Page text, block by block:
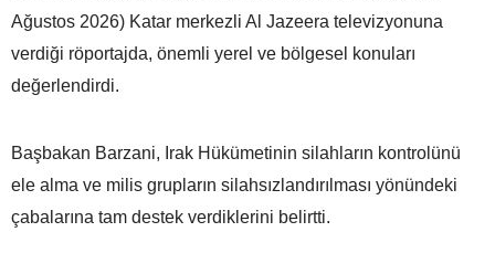
Ağustos 2026) Katar merkezli Al Jazeera televizyonuna
verdiği röportajda, önemli yerel ve bölgesel konuları
değerlendirdi.
Başbakan Barzani, Irak Hükümetinin silahların kontrolünü
ele alma ve milis grupların silahsızlandırılması yönündeki
çabalarına tam destek verdiklerini belirtti.